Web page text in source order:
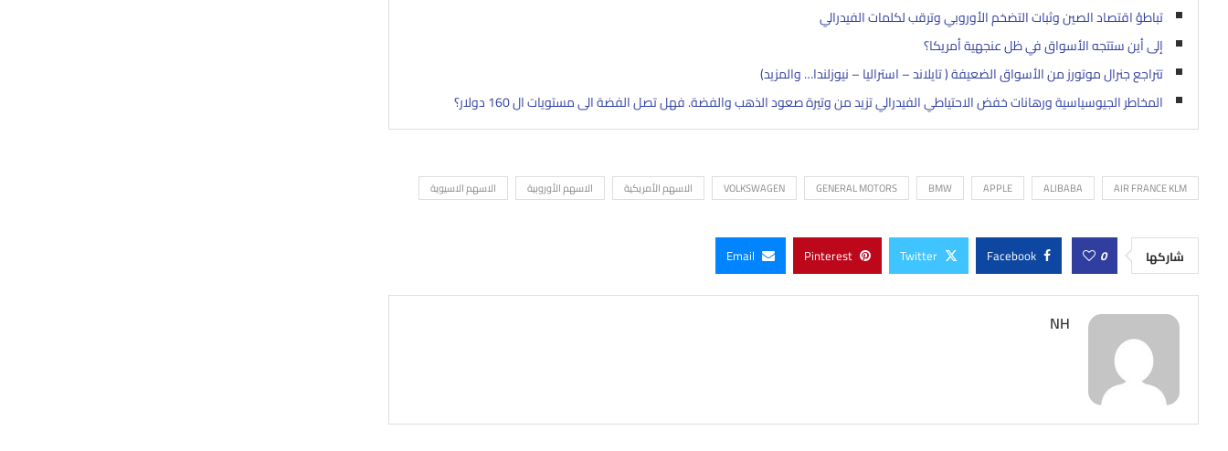
تباطؤ اقتصاد الصين وثبات التضخم الأوروبي وترقب لكلمات الفيدرالي
إلى أين ستتجه الأسواق في ظل عنجهية أمريكا؟
تتراجع جنرال موتورز من الأسواق الضعيفة ( تايلاند – استراليا – نيوزلندا… والمزيد)
المخاطر الجيوسياسية ورهانات خفض الاحتياطي الفيدرالي تزيد من وتيرة صعود الذهب والفضة. فهل تصل الفضة الى مستويات ال 160 دولار؟
AIR FRANCE KLM
ALIBABA
APPLE
BMW
GENERAL MOTORS
VOLKSWAGEN الاسهم الأمريكية الاسهم الأوروبية الاسهم الاسيوية
شاركها 0
Facebook
Twitter
Pinterest
Email
NH